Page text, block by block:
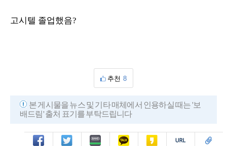
고시텔 졸업했음?
추천 8
본 게시물을 뉴스 및 기타 매체에서 인용하실 때는 '보
배드림' 출처 표기를 부탁드립니다